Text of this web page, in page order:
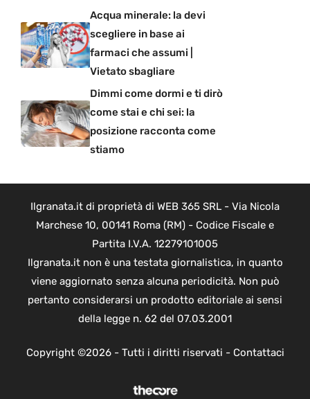
Acqua minerale: la devi
scegliere in base ai
farmaci che assumi |
Vietato sbagliare
Dimmi come dormi e ti dirò
come stai e chi sei: la
posizione racconta come
stiamo
Ilgranata.it di proprietà di WEB 365 SRL - Via Nicola
Marchese 10, 00141 Roma (RM) - Codice Fiscale e
Partita I.V.A. 12279101005
Ilgranata.it non è una testata giornalistica, in quanto
viene aggiornato senza alcuna periodicità. Non può
pertanto considerarsi un prodotto editoriale ai sensi
della legge n. 62 del 07.03.2001
Copyright ©2026 - Tutti i diritti riservati - Contattaci